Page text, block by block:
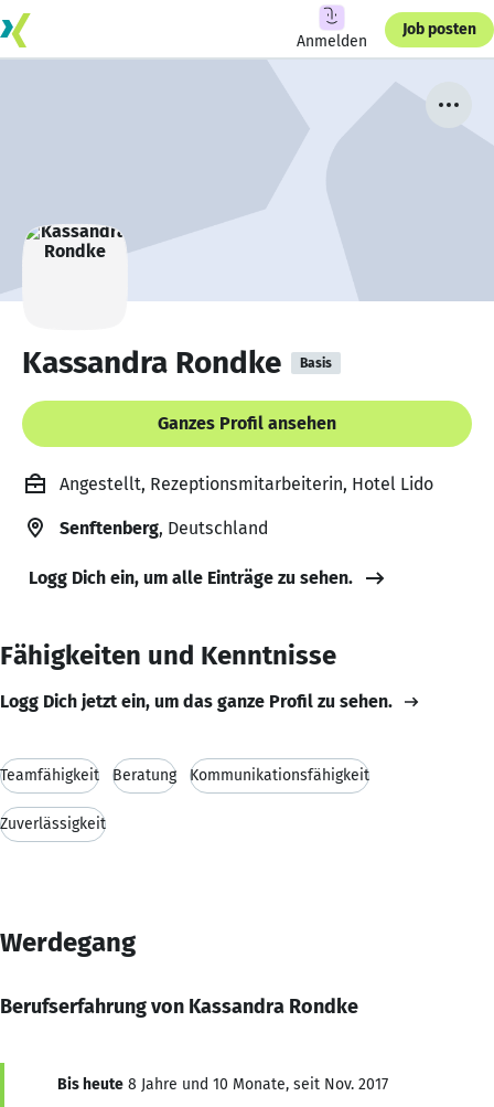
Anmelden
Job posten
Kassandra Rondke Basis
Ganzes Profil ansehen
Angestellt, Rezeptionsmitarbeiterin, Hotel Lido
Senftenberg, Deutschland
Logg Dich ein, um alle Einträge zu sehen.
Fähigkeiten und Kenntnisse
Logg Dich jetzt ein, um das ganze Profil zu sehen.
Teamfähigkeit Beratung Kommunikationsfähigkeit
Zuverlässigkeit
Werdegang
Berufserfahrung von Kassandra Rondke
Bis heute 8 Jahre und 10 Monate, seit Nov. 2017